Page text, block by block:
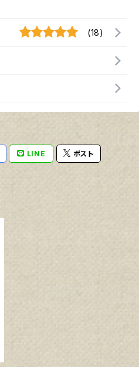
(18)
LINE ポスト